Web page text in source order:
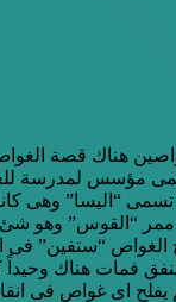
هناك قصة الغواص
مؤسس لمدرسة
تسمى “اليسا” وهى
ممر “القوس” وهو
“ستفين” فى
فمات هناك وحيداً
اى غواص فى